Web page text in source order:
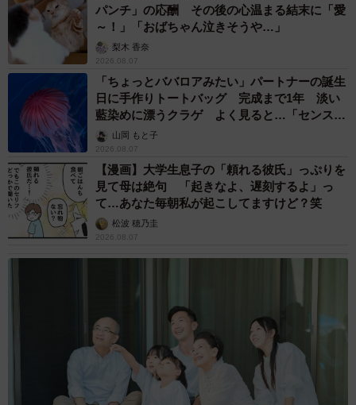
ワンパンマンのタツマキ、ヒロアカのトガちゃん、エンデ
ヴァーなど、ファンが「このキャラか！」とうなるキャラ
クター選びです。取り上げる基準はありますか？
「基本的には私が塗りたい！と思ったフィギュアを塗って
いますね。ワンパンマンのタツマキなんかも、動画内で可
愛いなぁ、このフィギュアは塗りたいかも！と思ったから
塗ったんですよね。もちろんそれ以外のフィギュアも塗っ
たりする事はありますが、基本的には塗りたいフィギュア
を塗っていることが多いです」
パンチ」の応酬 その後の心温まる結末に「愛
～！」「おばちゃん泣きそうや…」
梨木 香奈
2026.08.07
「ちょっとババロアみたい」パートナーの誕生
日に手作りトートバッグ 完成まで1年 淡い
藍染めに漂うクラゲ よく見ると…「センスす
ごい」山岡 もと子
2026.08.07
【漫画】大学生息子の「頼れる彼氏」っぷりを
見て母は絶句 「起きなよ、遅刻するよ」っ
て…あなた毎朝私が起こしてますけど？笑
松波 穂乃圭
2026.08.07